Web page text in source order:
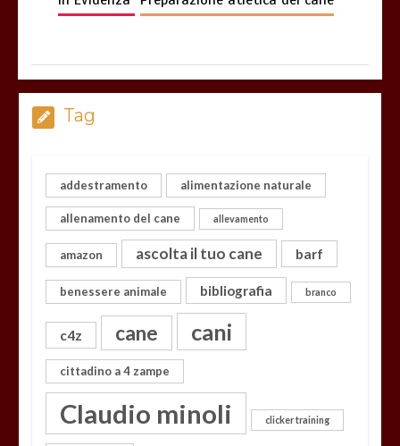
Tag
addestramento alimentazione naturale
allenamento del cane allevamento
amazon ascolta il tuo cane barf
benessere animale bibliografia branco
c4z cane cani
cittadino a 4 zampe
Claudio minoli clicker training